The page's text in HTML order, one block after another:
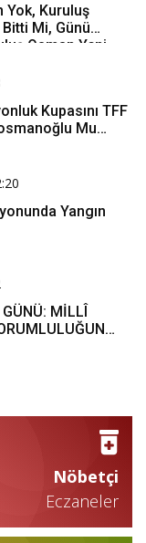
Yok, Kuruluş
Mi, Günü
Osman Yeni
Kupasını TFF
Mu
Yangın
MİLLÎ
Nöbetçi
Eczaneler